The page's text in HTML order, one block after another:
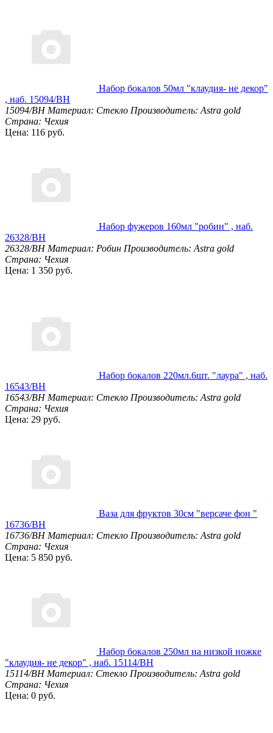
Набор бокалов 50мл "клаудия- не декор"
, наб. 15094/BH
15094/BH Материал: Стекло Производитель: Astra gold
Страна: Чехия
Цена: 116 руб.
Набор фужеров 160мл "робин" , наб.
26328/BH
26328/BH Материал: Робин Производитель: Astra gold
Страна: Чехия
Цена: 1 350 руб.
Набор бокалов 220мл.6шт. "лаура" , наб.
16543/BH
16543/BH Материал: Стекло Производитель: Astra gold
Страна: Чехия
Цена: 29 руб.
Ваза для фруктов 30см "версаче фон "
16736/BH
16736/BH Материал: Стекло Производитель: Astra gold
Страна: Чехия
Цена: 5 850 руб.
Набор бокалов 250мл на низкой ножке
"клаудия- не декор" , наб. 15114/BH
15114/BH Материал: Стекло Производитель: Astra gold
Страна: Чехия
Цена: 0 руб.